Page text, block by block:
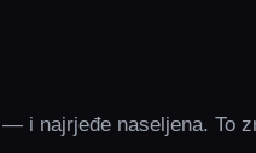
i najrjeđe naseljena. To